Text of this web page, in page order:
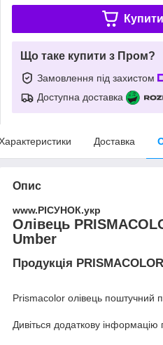
Що таке купити з Пром?
Замовлення під захистом
Доступна доставка
Доставка
Опис
www.РІСУНОК.укр
Олівець
Umber
Продукція
Prismacolor олівець поштучний
Дивіться додаткову інформацію